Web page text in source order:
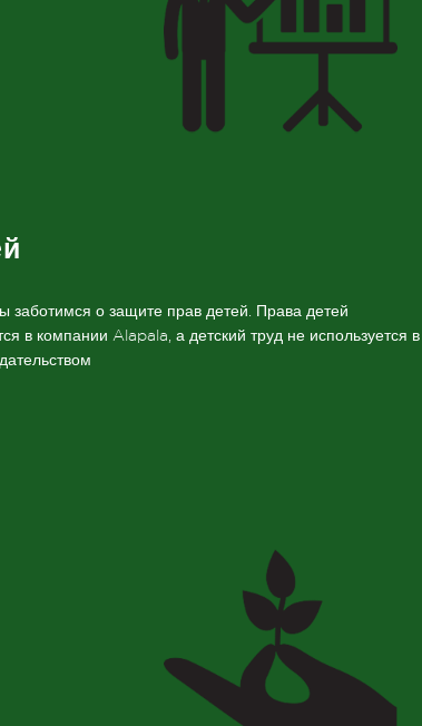
заботимся о защите прав детей. Права детей
в компании Alapala, а детский труд не используется в